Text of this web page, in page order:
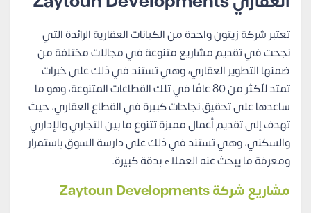
تعتبر شركة زيتون واحدة من الكيانات العقارية الرائدة التي
نجحت في تقديم مشاريع متنوعة في مجالات مختلفة من
ضمنها التطوير العقاري، وهي تستند في ذلك على خبرات
تمتد لأكثر من 80 عامًا في تلك القطاعات المتنوعة، وهو ما
ساعدها على تحقيق نجاحات كبيرة في القطاع العقاري، حيث
تهدف إلى تقديم أعمال مميزة تتنوع ما بين التجاري والإداري
والسكني، وهي تستند في ذلك على دارسة السوق باستمرار
ومعرفة ما يبحث عنه العملاء بدقة كبيرة.
مشاريع شركة Zaytoun Developments